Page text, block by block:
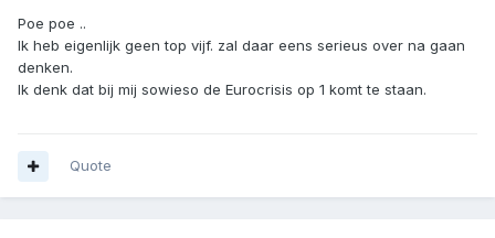
Poe poe ..
Ik heb eigenlijk geen top vijf. zal daar eens serieus over na gaan
denken.
Ik denk dat bij mij sowieso de Eurocrisis op 1 komt te staan.
Quote